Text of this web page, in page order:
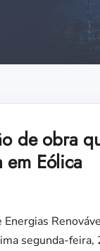
de obra
em Eólica
Energias
segunda-feira,